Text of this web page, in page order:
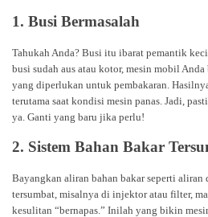
1. Busi Bermasalah
Tahukah Anda? Busi itu ibarat pemantik
busi sudah aus atau kotor, mesin mobil
yang diperlukan untuk pembakaran.
terutama saat kondisi mesin panas. Jadi,
ya. Ganti yang baru jika perlu!
2. Sistem Bahan Bakar
Bayangkan aliran bahan bakar seperti aliran
tersumbat, misalnya di injektor atau filter,
kesulitan “bernapas.” Inilah yang bikin